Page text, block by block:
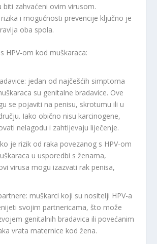
biti zahvaćeni ovim virusom.
i mogućnosti prevencije ključno je
oba spola.
HPV-om kod muškaraca:
jedan od najčešćih simptoma
su genitalne bradavice. Ove
se pojaviti na penisu, skrotumu ili u
Iako obično nisu karcinogene,
nelagodu i zahtijevaju liječenje.
je rizik od raka povezanog s HPV-om
u usporedbi s ženama,
virusa mogu izazvati rak penisa,
muškarci koji su nositelji HPV-a
svojim partnericama, što može
genitalnih bradavica ili povećanim
vrata maternice kod žena.